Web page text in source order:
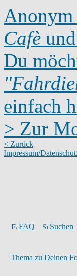
Anonym
Cafè
Du
einfach
> Zur
< Zurück
Impressum/
FAQ Suchen
Thema zu Deinen